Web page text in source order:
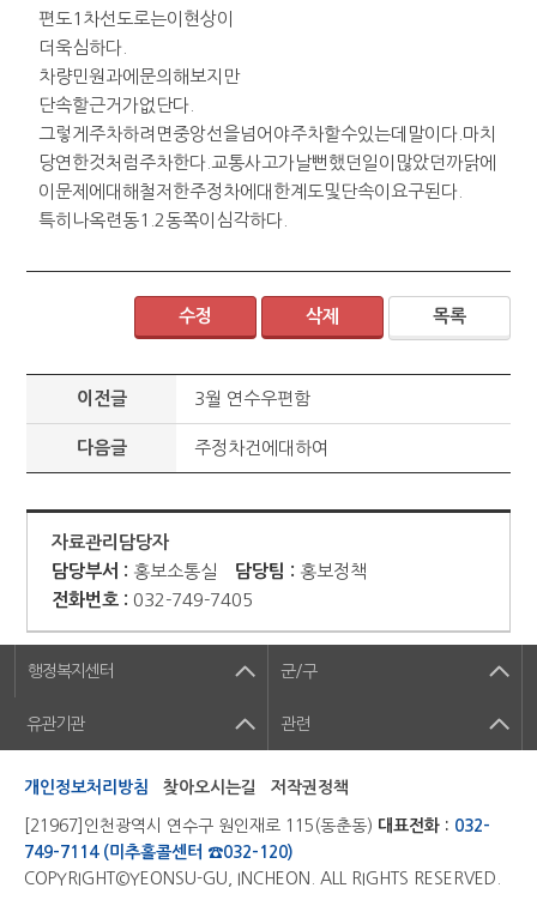
편도1차선도로는이현상이
더욱심하다.
차량민원과에문의해보지만
단속할근거가없단다.
그렇게주차하려면중앙선을넘어야주차할수있는데말이다.마치
당연한것처럼주차한다.교통사고가날뻔했던일이많았던까닭에
이문제에대해철저한주정차에대한계도및단속이요구된다.
특히나옥련동1.2동쪽이심각하다.
수정 삭제 목록
이전글 3월 연수우편함
다음글 주정차건에대하여
자료관리담당자
담당부서 : 홍보소통실 담당팀 : 홍보정책
전화번호 : 032-749-7405
행정복지센터 군/구
유관기관 관련
개인정보처리방침 찾아오시는길 저작권정책
[21967]인천광역시 연수구 원인재로 115(동춘동) 대표전화 : 032-
749-7114 (미추홀콜센터 ☎032-120)
COPYRIGHT©YEONSU-GU, INCHEON. ALL RIGHTS RESERVED.